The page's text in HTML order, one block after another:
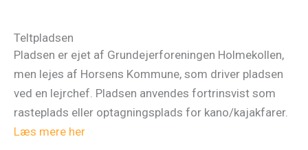
Teltpladsen
Pladsen er ejet af Grundejerforeningen Holmekollen,
men lejes af Horsens Kommune, som driver pladsen
ved en lejrchef. Pladsen anvendes fortrinsvist som
rasteplads eller optagningsplads for kano/kajakfarer.
Læs mere her